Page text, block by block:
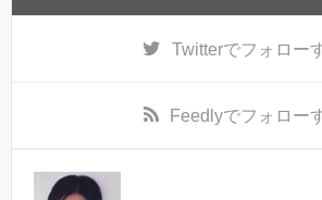
Twitterでフォロー
Feedlyでフォロー